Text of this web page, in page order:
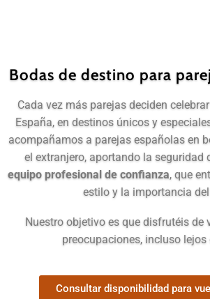
Bodas de destino para
Cada vez más parejas deciden
España, en destinos únicos y
acompañamos a parejas españolas en
el extranjero, aportando la seguridad
equipo profesional de confianza, que
estilo y la importancia
Nuestro objetivo es que disfrutéis de
preocupaciones, incluso lejos
Consultar disponibilidad para